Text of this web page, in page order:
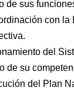
de sus
con la
del
de su
del Plan